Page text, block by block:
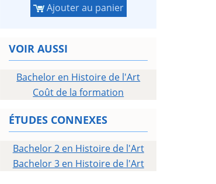
Ajouter au panier
VOIR AUSSI
Bachelor en Histoire de l'Art
Coût de la formation
ÉTUDES CONNEXES
Bachelor 2 en Histoire de l'Art
Bachelor 3 en Histoire de l'Art